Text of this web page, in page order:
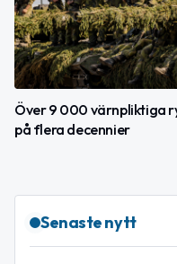
Över 9 000 värnpliktiga
på flera decennier
Senaste nytt